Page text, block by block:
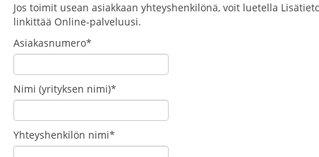
Jos toimit usean asiakkaan yhteyshenkilönä, voit luetella
linkittää Online-palveluusi.
Asiakasnumero*
Nimi (yrityksen nimi)*
Yhteyshenkilön nimi*